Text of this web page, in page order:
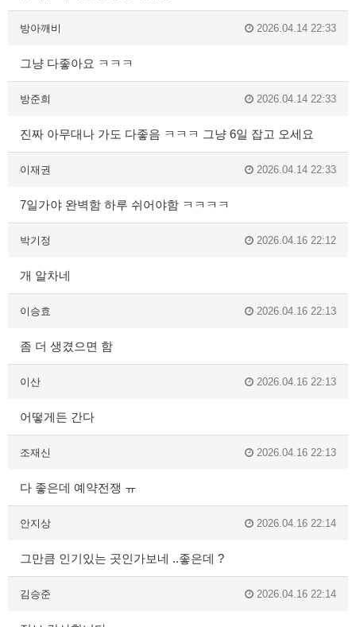
방아깨비 2026.04.14 22:33
그냥 다좋아요 ㅋㅋㅋ
방준희 2026.04.14 22:33
진짜 아무대나 가도 다좋음 ㅋㅋㅋ 그냥 6일 잡고 오세요
이재권 2026.04.14 22:33
7일가야 완벽함 하루 쉬어야함 ㅋㅋㅋㅋ
박기정 2026.04.16 22:12
개 알차네
이승효 2026.04.16 22:13
좀 더 생겼으면 함
이산 2026.04.16 22:13
어떻게든 간다
조재신 2026.04.16 22:13
다 좋은데 예약전쟁 ㅠ
안지상 2026.04.16 22:14
그만큼 인기있는 곳인가보네 ..좋은데 ?
김승준 2026.04.16 22:14